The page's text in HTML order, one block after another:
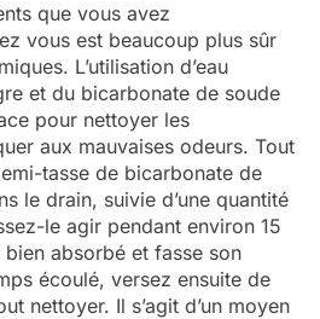
que vous avez
vous est beaucoup plus sûr
L’utilisation d’eau
et du bicarbonate de soude
pour nettoyer les
aux mauvaises odeurs. Tout
tasse de bicarbonate de
le drain, suivie d’une quantité
le agir pendant environ 15
bien absorbé et fasse son
écoulé, versez ensuite de
nettoyer. Il s’agit d’un moyen